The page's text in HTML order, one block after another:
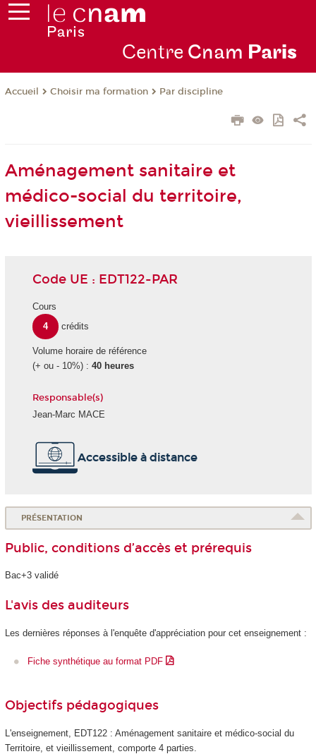
Centre Cnam Paris
Accueil Choisir ma formation Par discipline
Aménagement sanitaire et
médico-social du territoire,
vieillissement
Code UE : EDT122-PAR
Cours
4
crédits
Volume horaire de référence
(+ ou - 10%) : 40 heures
Responsable(s)
Jean-Marc MACE
Accessible à distance
PRÉSENTATION
Public, conditions d’accès et prérequis
Bac+3 validé
L'avis des auditeurs
Les dernières réponses à l'enquête d'appréciation pour cet enseignement :
Fiche synthétique au format PDF
Objectifs pédagogiques
L'enseignement, EDT122 : Aménagement sanitaire et médico-social du
Territoire, et vieillissement, comporte 4 parties.